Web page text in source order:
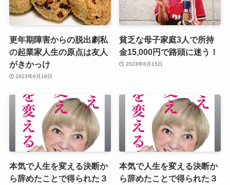
更年期障害からの脱出劇私
の起業家人生の原点は友人
がきかっけ
2023年6月16日
貧乏な母子家庭3人で所持
金15,000円で路頭に迷う！
2023年6月15日
本気で人生を変える決断か
ら辞めたことで得られた３
本気で人生を変える決断か
ら辞めたことで得られた３